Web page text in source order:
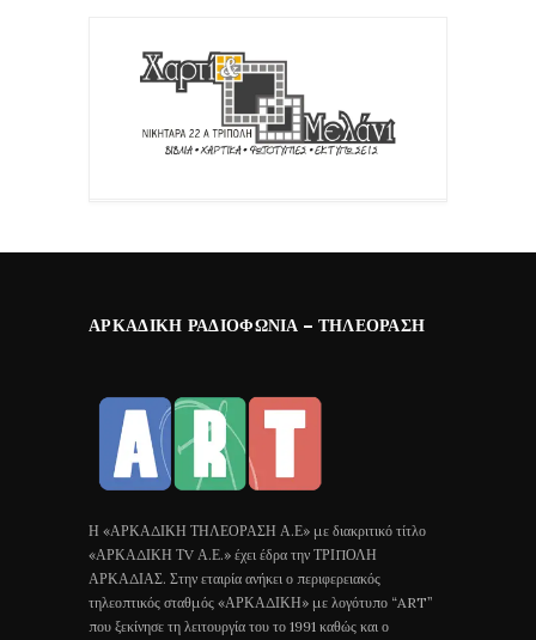
ΑΡΚΑΔΙΚΉ ΡΑΔΙΟΦΩΝΊΑ – ΤΗΛΕΌΡΑΣΗ
Η «ΑΡΚΑΔΙΚΗ ΤΗΛΕΟΡΑΣΗ Α.Ε» με διακριτικό τίτλο
«ΑΡΚΑΔΙΚΗ ΤV Α.Ε.» έχει έδρα την ΤΡΙΠΟΛΗ
ΑΡΚΑΔΙΑΣ. Στην εταιρία ανήκει ο περιφερειακός
τηλεοπτικός σταθμός «ΑΡΚΑΔΙΚΗ» με λογότυπο “ART”
που ξεκίνησε τη λειτουργία του το 1991 καθώς και ο